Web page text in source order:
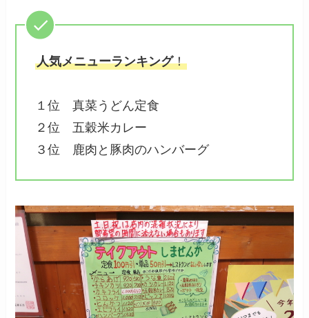
人気メニューランキング！
１位 真菜うどん定食
２位 五穀米カレー
３位 鹿肉と豚肉のハンバーグ